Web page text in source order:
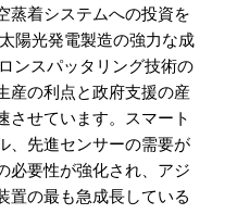
蒸着システムへの投資を
陽光発電製造の強力な成
ンスパッタリング技術の
産の利点と政府支援の産
させています。スマート
、先進センサーの需要が
必要性が強化され、アジ
置の最も急成長している